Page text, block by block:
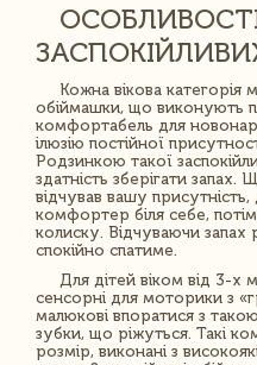
Кожна вікова категорія
обіймашки, що виконують
комфортабель для
ілюзію постійної
Родзинкою такої
здатність зберігати
відчував вашу
комфортер біля себе,
колиску. Відчуваючи запах
спокійно спатиме.
Для дітей віком від 3-х
сенсорні для моторики з
малюкові впоратися з
зубки, що ріжуться. Такі
розмір, виконані з